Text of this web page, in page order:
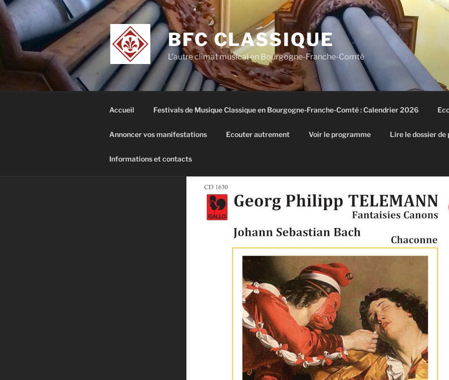
Aller
au
contenu
principal
BFC CLASSIQUE
L'autre climat musical en Bourgogne-Franche-Comté
Accueil Festivals de Musique Classique en Bourgogne-Franche-Comté : Calendrier 2026
Annoncer vos manifestations Ecouter autrement Voir le programme Lire le dossier de
Informations et contacts